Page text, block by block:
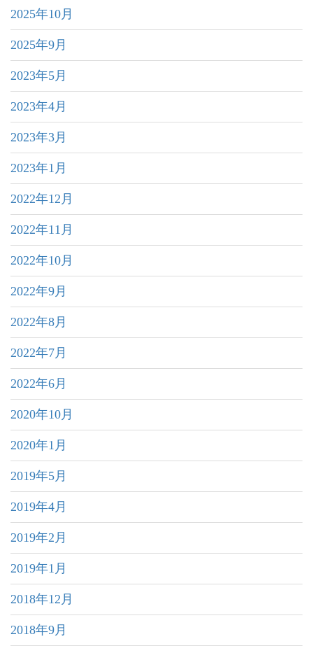
2025年10月
2025年9月
2023年5月
2023年4月
2023年3月
2023年1月
2022年12月
2022年11月
2022年10月
2022年9月
2022年8月
2022年7月
2022年6月
2020年10月
2020年1月
2019年5月
2019年4月
2019年2月
2019年1月
2018年12月
2018年9月